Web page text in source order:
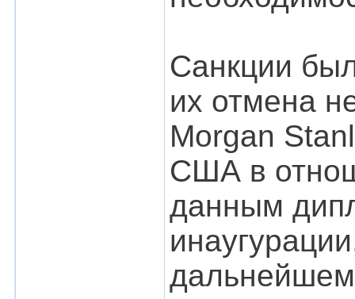
Cанкции
их отмена
Morgan
США в
данным